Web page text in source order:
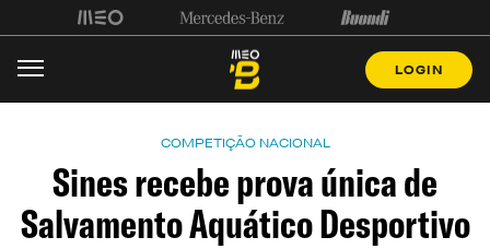
LOGIN
COMPETIÇÃO NACIONAL
Sines recebe prova única de
Salvamento Aquático Desportivo